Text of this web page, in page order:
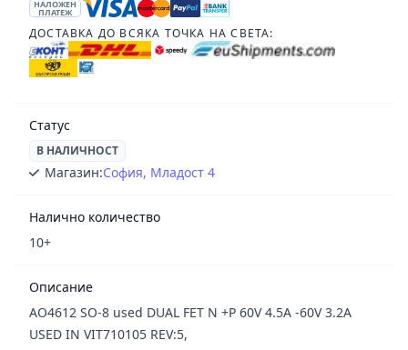
НАЛОЖЕН
ПЛАТЕЖ
ДОСТАВКА ДО ВСЯКА ТОЧКА НА СВЕТА:
Статус
В НАЛИЧНОСТ
Магазин:София, Младост 4
Налично количество
10+
Описание
AO4612 SO-8 used DUAL FET N +P 60V 4.5A -60V 3.2A
USED IN VIT710105 REV:5,